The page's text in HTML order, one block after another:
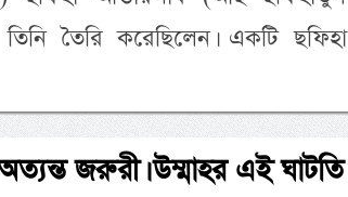
তৈরি করেছিলেন। একটি ছফিহা
জরুরী। উম্মাহর এই ঘাটতি